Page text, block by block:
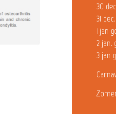
30
31
1 jan
2 jan.
3 jan